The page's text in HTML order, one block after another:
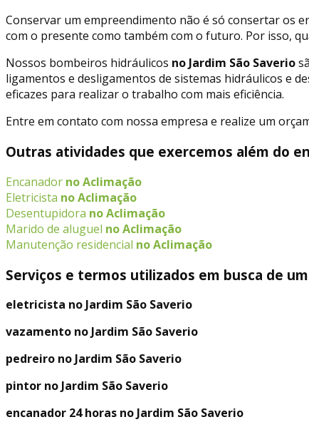
Conservar um empreendimento não é só consertar os
com o presente como também com o futuro. Por isso,
Nossos bombeiros hidráulicos no Jardim São Saverio
ligamentos e desligamentos de sistemas hidráulicos e
eficazes para realizar o trabalho com mais eficiência.
Entre em contato com nossa empresa e realize um
Outras atividades que exercemos além do
Encanador no Aclimação
Eletricista no Aclimação
Desentupidora no Aclimação
Marido de aluguel no Aclimação
Manutenção residencial no Aclimação
Serviços e termos utilizados em busca de
eletricista no Jardim São Saverio
vazamento no Jardim São Saverio
pedreiro no Jardim São Saverio
pintor no Jardim São Saverio
encanador 24 horas no Jardim São Saverio